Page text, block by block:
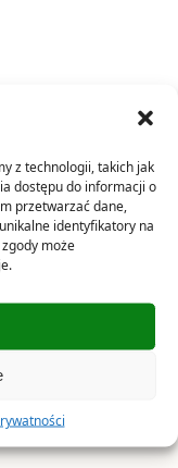
z technologii, takich jak
dostępu do informacji o
przetwarzać dane,
identyfikatory na
może